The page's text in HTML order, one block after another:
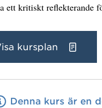
ett kritiskt reflekterande
kursplan
Denna kurs är en